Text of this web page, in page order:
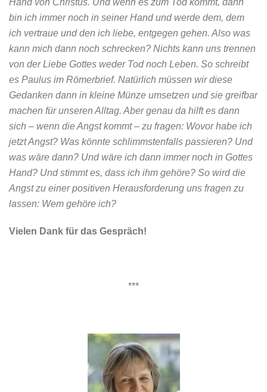
bin ich immer noch in seiner Hand und werde dem, dem
ich vertraue und den ich liebe, entgegen gehen. Also was
kann mich dann noch schrecken? Nichts kann uns trennen
von der Liebe Gottes weder Tod noch Leben. So schreibt
es Paulus im Römerbrief. Natürlich müssen wir diese
Gedanken dann in kleine Münze umsetzen und sie greifbar
machen für unseren Alltag. Aber genau da hilft es dann
sich – wenn die Angst kommt – zu fragen: Wovor habe ich
jetzt Angst? Was könnte schlimmstenfalls passieren? Und
was wäre dann? Und wäre ich dann immer noch in Gottes
Hand? Und stimmt es, dass ich ihm gehöre? So wird die
Angst zu einer positiven Herausforderung uns fragen zu
lassen: Wem gehöre ich?
Vielen Dank für das Gespräch!
***